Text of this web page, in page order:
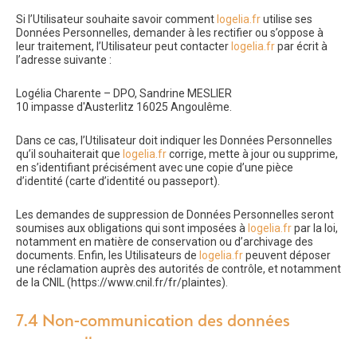
Si l’Utilisateur souhaite savoir comment logelia.frutilise ses
Données Personnelles, demander à les rectifier ou s’oppose à
leur traitement, l’Utilisateur peut contacter logelia.frpar écrit à
l’adresse suivante :
Logélia Charente – DPO, Sandrine MESLIER
10 impasse d'Austerlitz 16025 Angoulême.
Dans ce cas, l’Utilisateur doit indiquer les Données Personnelles
qu’il souhaiterait que logelia.frcorrige, mette à jour ou supprime,
en s’identifiant précisément avec une copie d’une pièce
d’identité (carte d’identité ou passeport).
Les demandes de suppression de Données Personnelles seront
soumises aux obligations qui sont imposées à logelia.frpar la loi,
notamment en matière de conservation ou d’archivage des
documents. Enfin, les Utilisateurs de logelia.frpeuvent déposer
une réclamation auprès des autorités de contrôle, et notamment
de la CNIL (https://www.cnil.fr/fr/plaintes).
7.4 Non-communication des données